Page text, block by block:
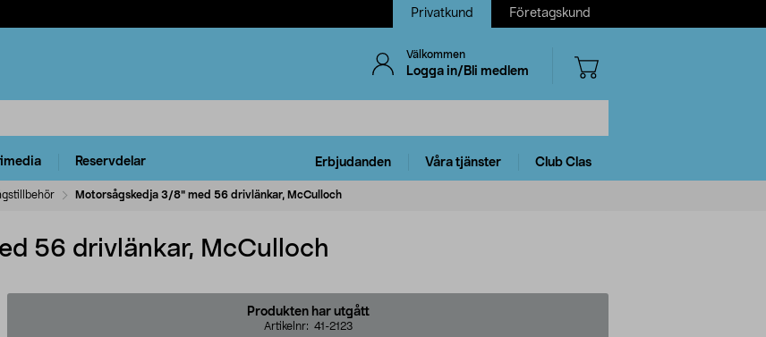
Privatkund Företagskund
Välkommen
Logga in/Bli medlem
Reservdelar Erbjudanden Våra tjänster Club Clas
Motorsågskedja 3/8" med 56 drivlänkar, McCulloch
56 drivlänkar, McCulloch
Produkten har utgått
Artikelnr: 41-2123